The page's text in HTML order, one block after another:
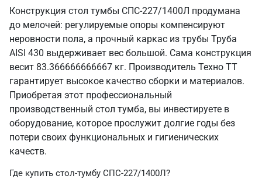
Конструкция стол тумбы СПС-227/1400Л продумана
до мелочей: регулируемые опоры компенсируют
неровности пола, а прочный каркас из трубы Труба
AISI 430 выдерживает вес большой. Сама конструкция
весит 83.366666666667 кг. Производитель Техно ТТ
гарантирует высокое качество сборки и материалов.
Приобретая этот профессиональный
производственный стол тумба, вы инвестируете в
оборудование, которое прослужит долгие годы без
потери своих функциональных и гигиенических
качеств.
Где купить стол-тумбу СПС-227/1400Л?